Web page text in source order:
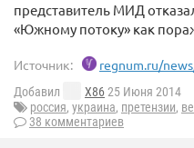
представитель МИД
«Южному потоку» как
Источник: regnum.ru/
Добавил X8625 Июня 2014
россия, украина, претензии,
38 комментариев